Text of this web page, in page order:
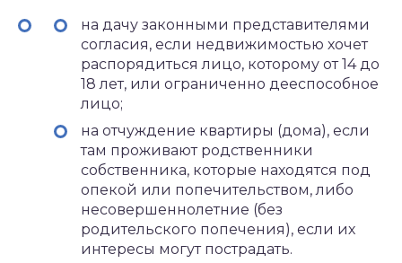
на дачу законными представителями
согласия, если недвижимостью хочет
распорядиться лицо, которому от 14 до
18 лет, или ограниченно дееспособное
лицо;
на отчуждение квартиры (дома), если
там проживают родственники
собственника, которые находятся под
опекой или попечительством, либо
несовершеннолетние (без
родительского попечения), если их
интересы могут пострадать.